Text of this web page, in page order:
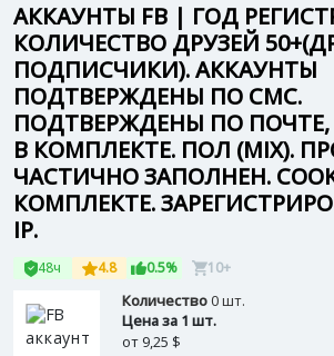
АККАУНТЫ FB | ГОД
КОЛИЧЕСТВО ДРУЗЕЙ
ПОДПИСЧИКИ). АККАУНТЫ
ПОДТВЕРЖДЕНЫ ПО СМС.
ПОДТВЕРЖДЕНЫ ПО
В КОМПЛЕКТЕ. ПОЛ (MIX).
ЧАСТИЧНО ЗАПОЛНЕН.
КОМПЛЕКТЕ.
IP.
48ч 4.8 0.5% 10+
Количество0 шт.
Цена за 1 шт.
от 9,25 $